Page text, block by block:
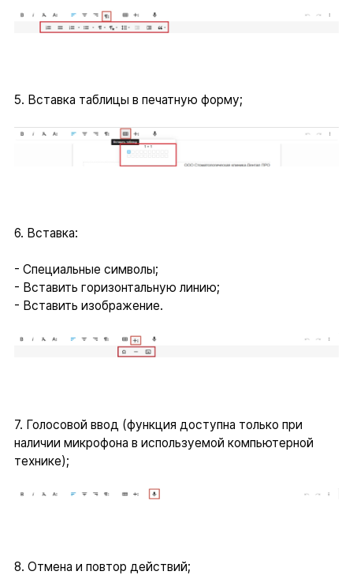
5. Вставка таблицы в печатную форму;
6. Вставка:
- Специальные символы;
- Вставить горизонтальную линию;
- Вставить изображение.
7. Голосовой ввод (функция доступна только при
наличии микрофона в используемой компьютерной
технике);
8. Отмена и повтор действий;